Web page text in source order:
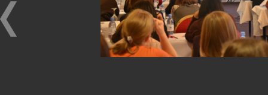
законодательстве:
Обязательное
медицинское страхование,